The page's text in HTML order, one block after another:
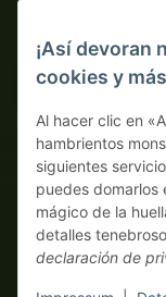
Pago por
* Todos los
¡Así devoran
cookies y
Al hacer clic en
hambrientos
siguientes
puedes domarlos
mágico de la
detalles
declaración de